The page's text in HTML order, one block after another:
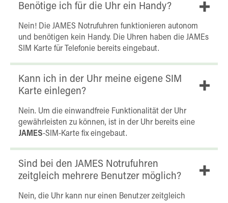
Benötige ich für die Uhr ein Handy?
Nein! Die JAMES Notrufuhren funktionieren autonom
und benötigen kein Handy. Die Uhren haben die JAMEs
SIM Karte für Telefonie bereits eingebaut.
Kann ich in der Uhr meine eigene SIM
Karte einlegen?
Nein. Um die einwandfreie Funktionalität der Uhr
gewährleisten zu können, ist in der Uhr bereits eine
JAMES-SIM-Karte fix eingebaut.
Sind bei den JAMES Notrufuhren
zeitgleich mehrere Benutzer möglich?
Nein, die Uhr kann nur einen Benutzer zeitgleich